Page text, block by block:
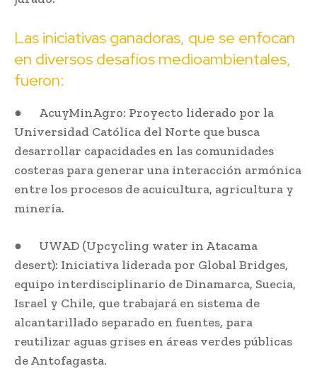
Las iniciativas ganadoras, que se enfocan
en diversos desafíos medioambientales,
fueron:
● AcuyMinAgro: Proyecto liderado por la
Universidad Católica del Norte que busca
desarrollar capacidades en las comunidades
costeras para generar una interacción armónica
entre los procesos de acuicultura, agricultura y
minería.
● UWAD (Upcycling water in Atacama
desert): Iniciativa liderada por Global Bridges,
equipo interdisciplinario de Dinamarca, Suecia,
Israel y Chile, que trabajará en sistema de
alcantarillado separado en fuentes, para
reutilizar aguas grises en áreas verdes públicas
de Antofagasta.